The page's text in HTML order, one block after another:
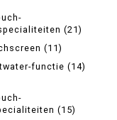
(21)
(11)
functie (14)
(15)